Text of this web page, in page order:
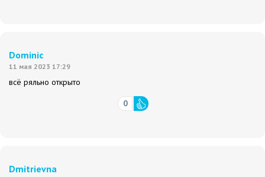
Dominic
11 мая 2023 17:29
всё ряльно открыто
0
Dmitrievna